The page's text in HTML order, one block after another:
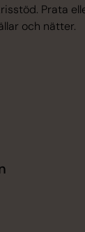
Prata
och nätter.